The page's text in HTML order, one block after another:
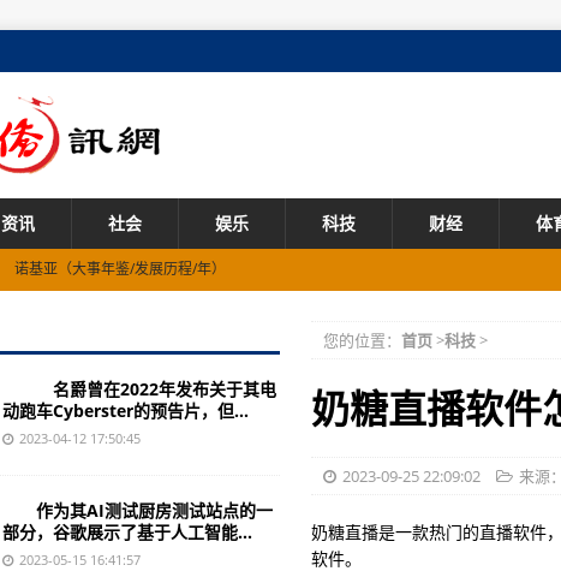
资讯 社会 娱乐 科技 财经 体
诺基亚（大事年鉴/发展历程/年）
（2023年07月04日）相约山城 共话未来 | 2023 第二十一届中国国际肉类工业展览会
重庆国际博览中心隆重举办-天天热文:
诺基亚3050（基本参数/主要参数/手机存储）
江西江特电机（002176）上市公司涉及概念有哪些 流通股为17.05亿
（2023年07月04日）抢占先机,谋篇布局 海南（东盟）酒店及餐饮用品博览会再度启
广东*ST御银（002177）上市公司流通股是多少 流通股为7.61亿
您的位置： 首页>科技>
奶糖直播软件
2023-09-25 22:09:02 来源
奶糖直播是一款热门的直播软件
软件。
名爵曾在2022年发布关于其电
动跑车Cyberster的预告片，但...
2023-04-12 17:50:45
作为其AI测试厨房测试站点的一
部分，谷歌展示了基于人工智能...
2023-05-15 16:41:57